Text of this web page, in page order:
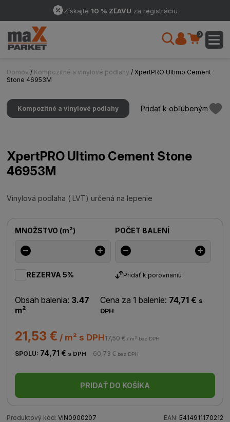
Získajte 10 % ZĽAVU za registráciu
0
Domov / Kompozitné a vinylové podlahy / XpertPRO Ultimo Cement
Stone 46953M
Kompozitné a vinylové podlahy Pridať k obľúbeným
XpertPRO Ultimo Cement Stone
46953M
Vinylová podlaha ( LVT) určená na lepenie
MNOŽSTVO (m²) POČET BALENÍ
REZERVA 5% Pridať k porovnaniu
Obsah balenia: 3.47
m²
Cena za 1 balenie: 74,71 € s
DPH
21,53 € / m² s DPH17,50 € / m² bez DPH
SPOLU: 74,71 € s DPH 60,73 € bez DPH
PRIDAŤ DO KOŠÍKA
Produktový kód: VIN0900207 EAN: 5414911170212